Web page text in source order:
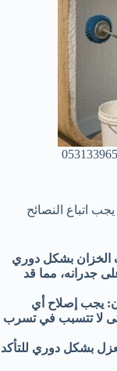
عزل خزان المياه بمكة 0531339657
اتباع النصائح
بشكل دوري
جدرانه، مما قد
يجب إصلاح أي
لا تتسبب في تسرب
بشكل دوري للتأكد